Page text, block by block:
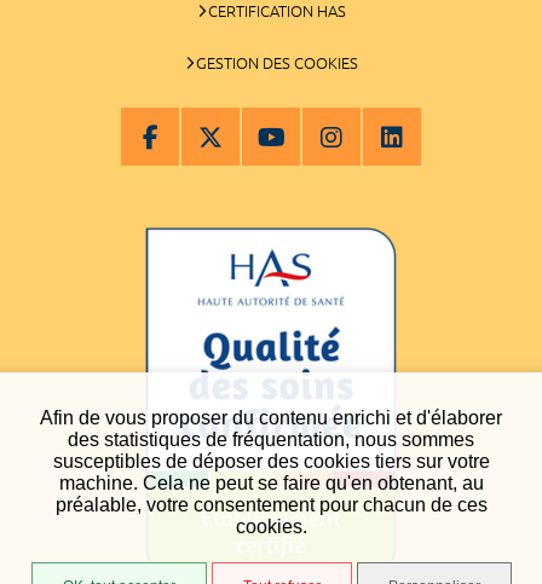
Afin de vous proposer du contenu enrichi et d'élaborer
des statistiques de fréquentation, nous sommes
susceptibles de déposer des cookies tiers sur votre
machine. Cela ne peut se faire qu'en obtenant, au
préalable, votre consentement pour chacun de ces
cookies.
CERTIFICATION HAS
GESTION DES COOKIES